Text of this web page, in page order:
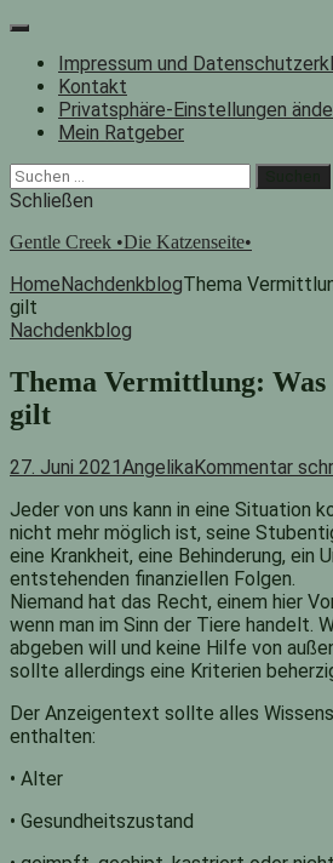
Zum
springenImpressum und
Kontakt
Privatsphäre-Einstellungen
Mein Ratgeber
Facebook
Instagram
"Suche"-
Button
Suchen
nach:
Schließen
Gentle Creek •Die Katzenseite•
HomeNachdenkblogThema
gilt
Nachdenkblog
Thema Vermittlung: Was
gilt
27. Juni 2021AngelikaKommentar
Jeder von uns kann in eine Situation
nicht mehr möglich ist, seine
eine Krankheit, eine Behinderung, ein
entstehenden finanziellen Folgen.
Niemand hat das Recht, einem hier
wenn man im Sinn der Tiere handelt.
abgeben will und keine Hilfe von
sollte allerdings eine Kriterien
Der Anzeigentext sollte alles
enthalten:
• Alter
• Gesundheitszustand